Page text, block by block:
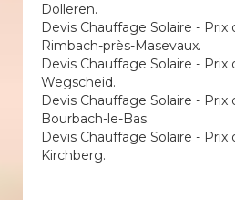
Dolleren.
Devis Chauffage Solaire - Prix
Rimbach-près-Masevaux.
Devis Chauffage Solaire - Prix
Wegscheid.
Devis Chauffage Solaire - Prix
Bourbach-le-Bas.
Devis Chauffage Solaire - Prix
Kirchberg.